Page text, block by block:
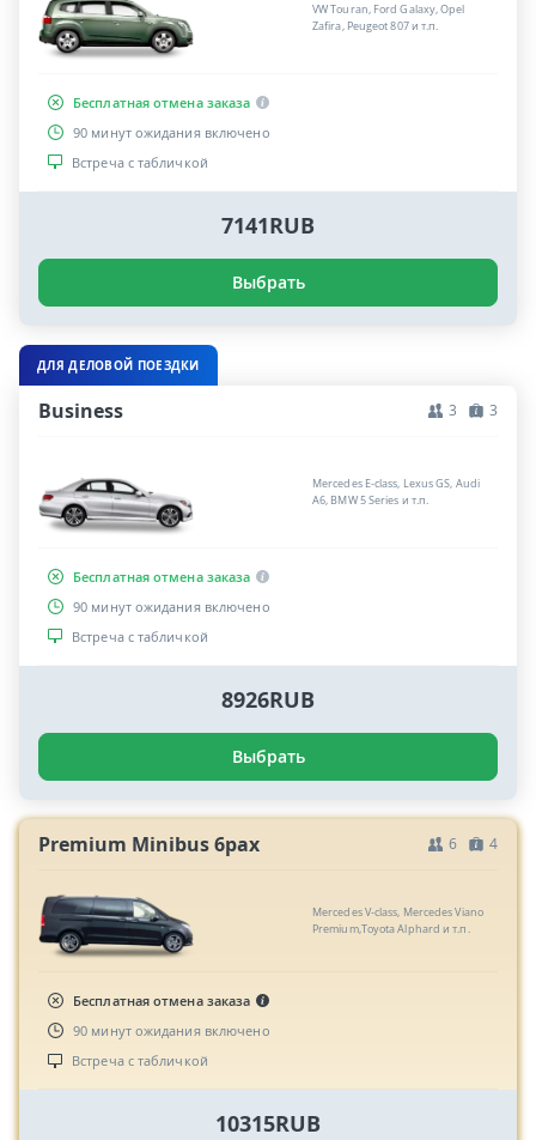
VW Touran, Ford Galaxy, Opel
Zafira, Peugeot 807 и т.п.
Бесплатная отмена заказа
90 минут ожидания включено
Встреча с табличкой
7141RUB
Выбрать
ДЛЯ ДЕЛОВОЙ ПОЕЗДКИ
Business 3 3
Mercedes E-class, Lexus GS, Audi
A6, BMW 5 Series и т.п.
Бесплатная отмена заказа
90 минут ожидания включено
Встреча с табличкой
8926RUB
Выбрать
Premium Minibus 6pax 6 4
Mercedes V-class, Mercedes Viano
Premium,Toyota Alphard и т.п.
Бесплатная отмена заказа
90 минут ожидания включено
Встреча с табличкой
10315RUB